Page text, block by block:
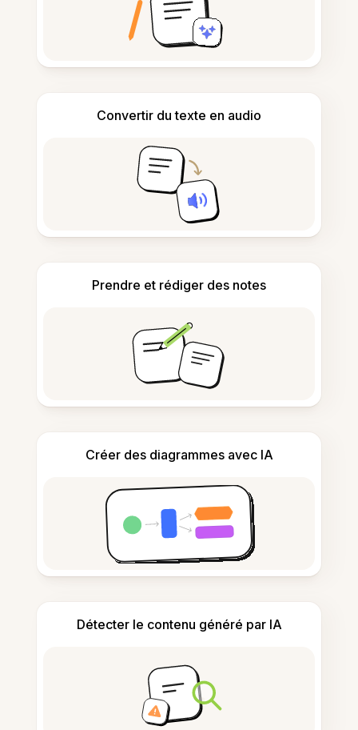
Convertir du texte en audio
Prendre et rédiger des notes
Créer des diagrammes avec IA
Détecter le contenu généré par IA